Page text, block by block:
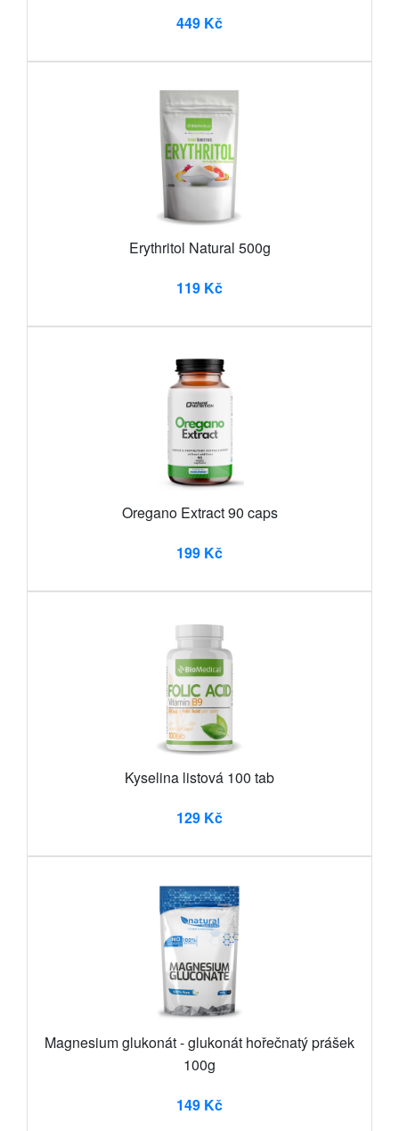
449 Kč
Erythritol Natural 500g
119 Kč
Oregano Extract 90 caps
199 Kč
Kyselina listová 100 tab
129 Kč
Magnesium glukonát - glukonát hořečnatý prášek
100g
149 Kč